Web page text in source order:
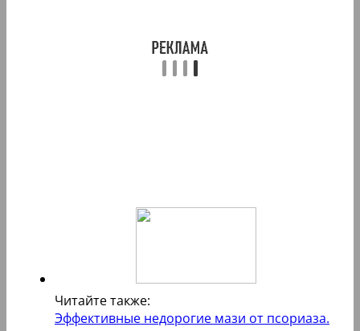
Читайте также:
Эффективные недорогие мази от псориаза.